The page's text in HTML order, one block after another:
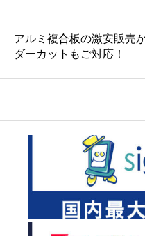
アルミ複合板の激安販売
ダーカットもご対応！